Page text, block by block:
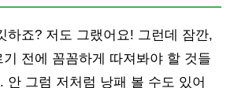
하죠? 저도 그랬어요! 그런데 잠깐,
전에 꼼꼼하게 따져봐야 할 것들
안 그럼 저처럼 낭패 볼 수도 있어